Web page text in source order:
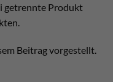
getrennte Produkt
Beitrag vorgestellt.